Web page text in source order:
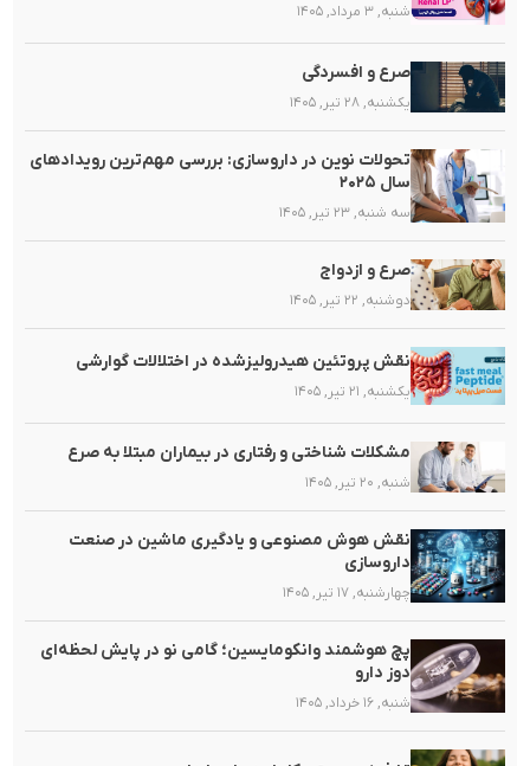
شنبه, ۳ مرداد, ۱۴۰۵
صرع و افسردگی
یکشنبه, ۲۸ تیر, ۱۴۰۵
تحولات نوین در داروسازی: بررسی مهم‌ترین رویدادهای
سال ۲۰۲۵
سه شنبه, ۲۳ تیر, ۱۴۰۵
صرع و ازدواج
دوشنبه, ۲۲ تیر, ۱۴۰۵
نقش پروتئین هیدرولیزشده در اختلالات گوارشی
یکشنبه, ۲۱ تیر, ۱۴۰۵
مشکلات شناختی و رفتاری در بیماران مبتلا به صرع
شنبه, ۲۰ تیر, ۱۴۰۵
نقش هوش مصنوعی و یادگیری ماشین در صنعت
داروسازی
چهارشنبه, ۱۷ تیر, ۱۴۰۵
پچ هوشمند وانکومایسین؛ گامی نو در پایش لحظه‌ای
دوز دارو
شنبه, ۱۶ خرداد, ۱۴۰۵